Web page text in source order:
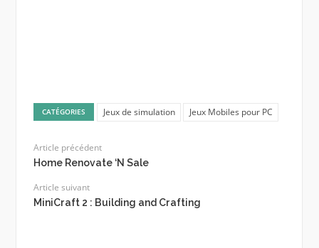
CATÉGORIES Jeux de simulation Jeux Mobiles pour PC
Article précédent
Home Renovate ‘N Sale
Article suivant
MiniCraft 2 : Building and Crafting